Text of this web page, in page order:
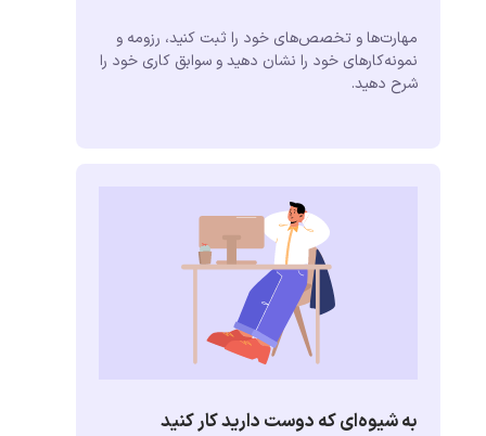
مهارت‌ها و تخصص‌های خود را ثبت کنید، رزومه و
نمونه‌کارهای خود را نشان دهید و سوابق کاری خود را
شرح دهید.
به شیوه‌ای که دوست دارید کار کنید